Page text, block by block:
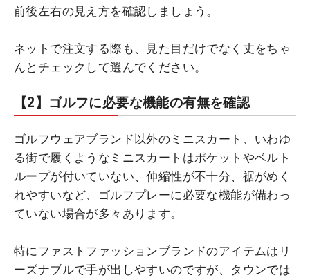
前後左右の見え方を確認しましょう。
ネットで注文する際も、見た目だけでなく丈をちゃ
んとチェックして選んでください。
【2】ゴルフに必要な機能の有無を確認
ゴルフウェアブランド以外のミニスカート、いわゆ
る街で履くようなミニスカートはポケットやベルト
ループが付いていない、伸縮性が不十分、裾がめく
れやすいなど、ゴルフプレーに必要な機能が備わっ
ていない場合が多々あります。
特にファストファッションブランドのアイテムはリ
ーズナブルで手が出しやすいのですが、タウンでは